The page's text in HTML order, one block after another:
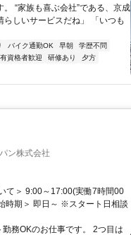
“家族も喜ぶ会社”である、京成
しいサービスだね」 「いつも
バイク通勤OK 早朝
学歴不問
有資格者歓迎 研修あり
夕方
ン株式会社
て＞ 9:00～17:00(実働7時間00
時期＞ 即日～ ※スタート日相談
務OKのお仕事です。 2つ目は